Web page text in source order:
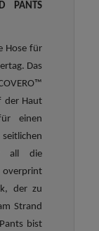
PANTS
Hose für
Das
der Haut
einen
all die
der zu
Strand
bist